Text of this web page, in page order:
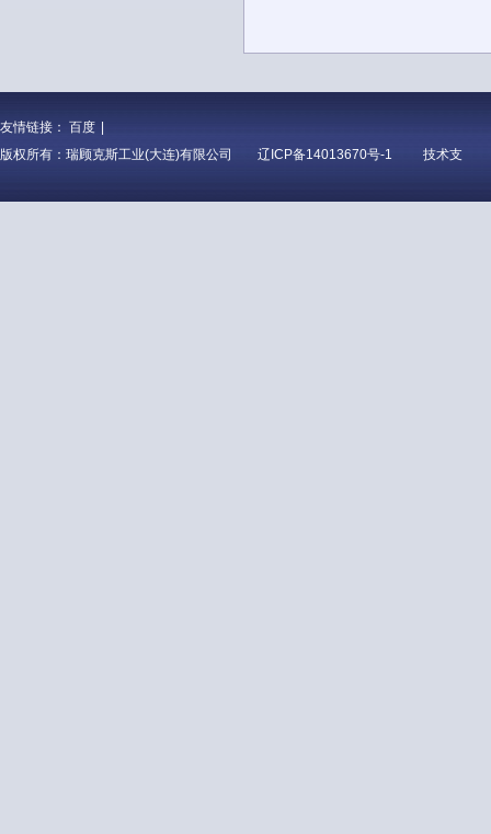
友情链接： 百度
版权所有：瑞顾克斯工业(大连)有限公司
辽ICP备14013670号-1 技术支